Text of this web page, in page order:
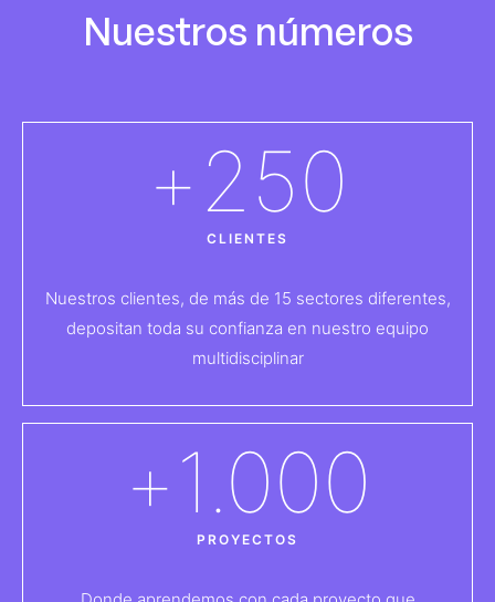
Nuestros números
CLIENTES
+250
Nuestros clientes, de más de 15 sectores diferentes,
depositan toda su confianza en nuestro equipo
multidisciplinar
PROYECTOS
+1.000